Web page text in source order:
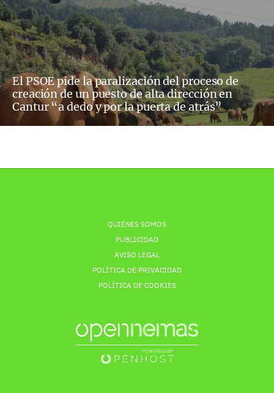
El PSOE pide la paralización del proceso de
creación de un puesto de alta dirección en
Cantur “a dedo y por la puerta de atrás”
QUIÉNES SOMOS
PUBLICIDAD
AVISO LEGAL
POLÍTICA DE PRIVACIDAD
POLÍTICA DE COOKIES